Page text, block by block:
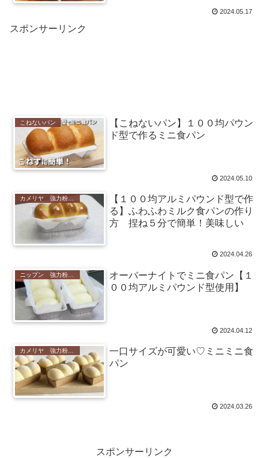
2024.05.17
スポンサーリンク
こねないパン
【こねないパン】１００均パウン
ド型で作るミニ食パン
2024.05.10
カメリヤ 強力粉で作るパン
【１００均アルミパウンド型で作
る】ふわふわミルク食パンの作り
方 捏ね５分で簡単！美味しい
2024.04.26
オーバーナイトでミニ食パン【１
００均アルミパウンド型使用】
2024.04.12
一口サイズが可愛い♡ミニミニ食
パン
2024.03.26
スポンサーリンク